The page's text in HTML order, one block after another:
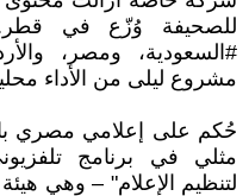
للصحيفة وُزّع في
#السعودية، ومصر،
مشروع ليلى من الأداء
حُكم على إعلامي مصري
مثلي في برنامج